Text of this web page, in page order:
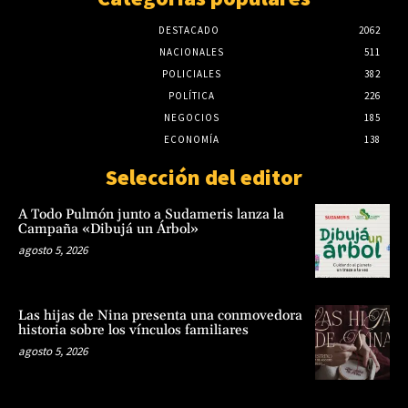
DESTACADO
2062
NACIONALES
511
POLICIALES
382
POLÍTICA
226
NEGOCIOS
185
ECONOMÍA
138
Selección del editor
A Todo Pulmón junto a Sudameris lanza la
Campaña «Dibujá un Árbol»
agosto 5, 2026
Las hijas de Nina presenta una conmovedora
historia sobre los vínculos familiares
agosto 5, 2026